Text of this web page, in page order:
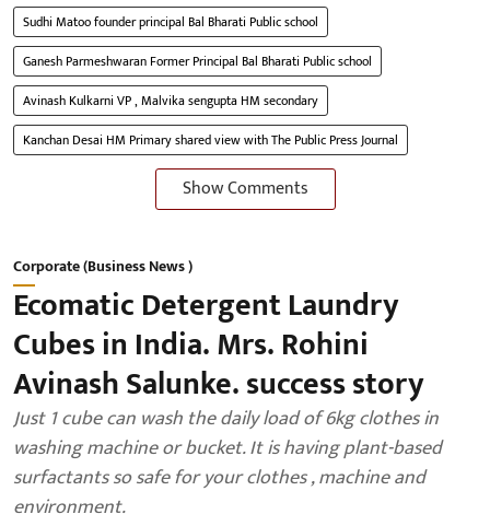
Sudhi Matoo founder principal Bal Bharati Public school
Ganesh Parmeshwaran Former Principal Bal Bharati Public school
Avinash Kulkarni VP , Malvika sengupta HM secondary
Kanchan Desai HM Primary shared view with The Public Press Journal
Show Comments
Corporate (Business News )
Ecomatic Detergent Laundry
Cubes in India. Mrs. Rohini
Avinash Salunke. success story
Just 1 cube can wash the daily load of 6kg clothes in
washing machine or bucket. It is having plant-based
surfactants so safe for your clothes , machine and
environment.